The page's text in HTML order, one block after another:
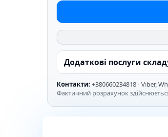
Додаткові послуги
Контакти: +380660234818 - Viber,
Фактичний розрахунок